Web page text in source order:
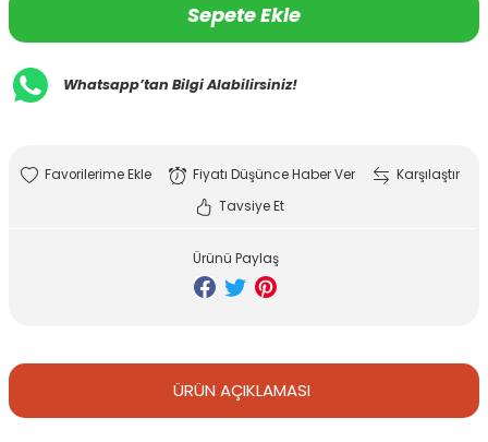
Sepete Ekle
Whatsapp’tan Bilgi Alabilirsiniz!
Fiyatı Düşünce Haber Ver
Karşılaştır
Tavsiye Et
Ürünü Paylaş
ÜRÜN AÇIKLAMASI